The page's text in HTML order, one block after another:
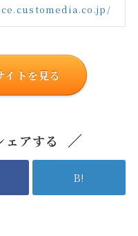
イトを見る
アする
B!